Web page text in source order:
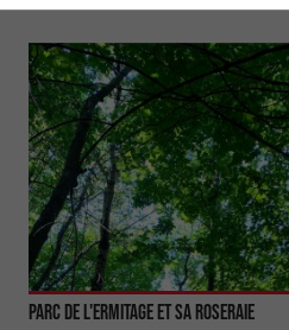
Parc de l'Ermitage et sa roseraie